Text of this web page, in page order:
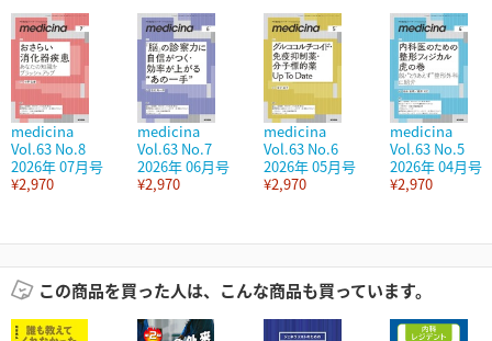
medicina
Vol.63 No.8
2026年 07月号
¥2,970
medicina
Vol.63 No.7
2026年 06月号
¥2,970
medicina
Vol.63 No.6
2026年 05月号
¥2,970
medicina
Vol.63 No.5
2026年 04月号
¥2,970
この商品を買った人は、こんな商品も買っています。